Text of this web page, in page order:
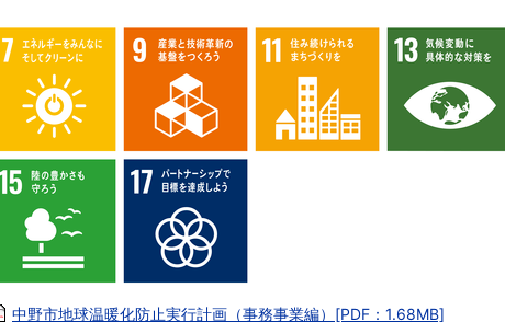
中野市地球温暖化防止実行計画（事務事業編）[PDF：1.68MB]